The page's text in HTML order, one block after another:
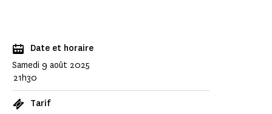
Date et horaire
Samedi 9 août 2025
21h30
Tarif